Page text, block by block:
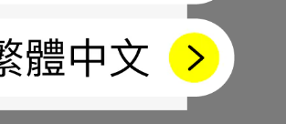
專利